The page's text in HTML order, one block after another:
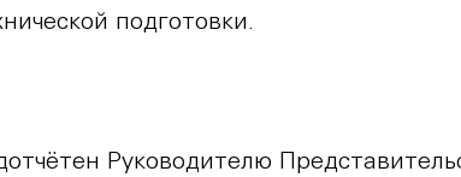
подготовки.
Руководителю